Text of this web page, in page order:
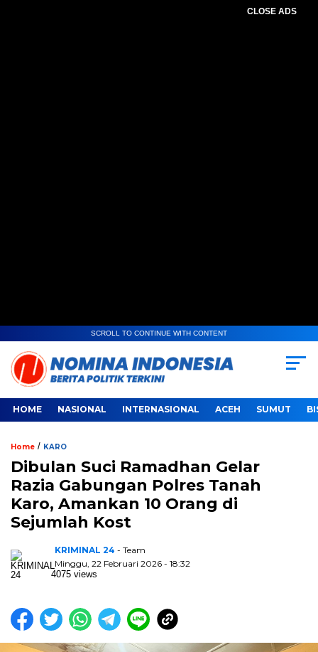
CLOSE ADS
SCROLL TO CONTINUE WITH CONTENT
HOME NASIONAL INTERNASIONAL ACEH SUMUT
Home / KARO
Dibulan Suci Ramadhan Gelar
Razia Gabungan Polres Tanah
Karo, Amankan 10 Orang di
Sejumlah Kost
KRIMINAL 24 - Team
Minggu, 22 Februari 2026 - 18:32
4075 views